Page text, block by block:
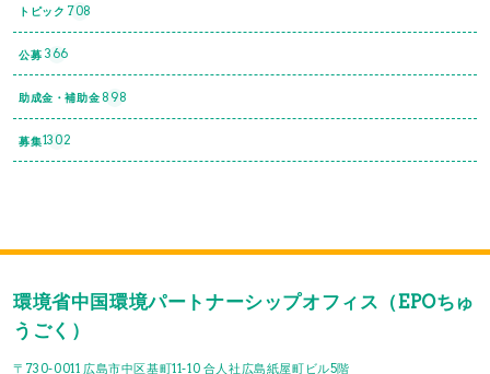
トピック 708
公募 366
助成金・補助金 898
募集1302
環境省中国環境パートナーシップオフィス（EPOちゅ
うごく）
〒730-0011 広島市中区基町11-10 合人社広島紙屋町ビル5階